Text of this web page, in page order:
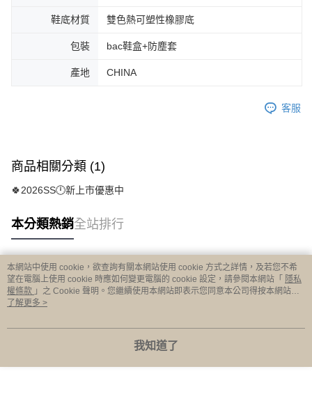
鞋底材質 雙色熱可塑性橡膠底
包裝 bac鞋盒+防塵套
產地 CHINA
客服
商品相關分類 (1)
🍀2026SS🕛新上市優惠中
本分類熱銷全站排行
熱門標籤
本網站中使用 cookie，欲查詢有關本網站使用 cookie 方式之詳情，及若您不希
望在電腦上使用 cookie 時應如何變更電腦的 cookie 設定，請參閱本網站「 隱私
權條款 」之 Cookie 聲明。您繼續使用本網站即表示您同意本公司得按本網站使
用條款之 Cookie 聲明使用 cookie。
了解更多 >
我知道了